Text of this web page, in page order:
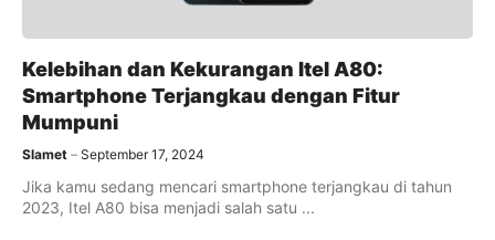
Kelebihan dan Kekurangan Itel A80:
Smartphone Terjangkau dengan Fitur
Mumpuni
Slamet September 17, 2024
Jika kamu sedang mencari smartphone terjangkau di tahun
2023, Itel A80 bisa menjadi salah satu ...